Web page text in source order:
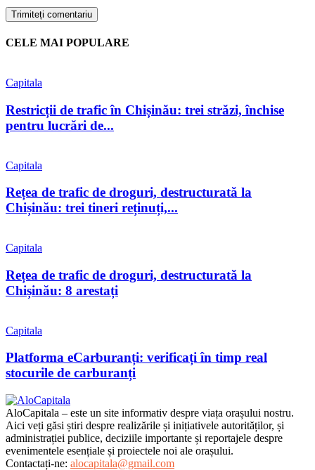
CELE MAI POPULARE
Capitala
Restricții de trafic în Chișinău: trei străzi, închise
pentru lucrări de...
Capitala
Rețea de trafic de droguri, destructurată la
Chișinău: trei tineri reținuți,...
Capitala
Rețea de trafic de droguri, destructurată la
Chișinău: 8 arestați
Capitala
Platforma eCarburanți: verificați în timp real
stocurile de carburanți
AloCapitala – este un site informativ despre viața orașului nostru.
Aici veți găsi știri despre realizările și inițiativele autorităților, și
administrației publice, deciziile importante și reportajele despre
evenimentele esențiale și proiectele noi ale orașului.
Contactați-ne: alocapitala@gmail.com